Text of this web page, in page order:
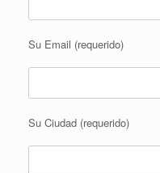
Su Email (requerido)
Su Ciudad (requerido)